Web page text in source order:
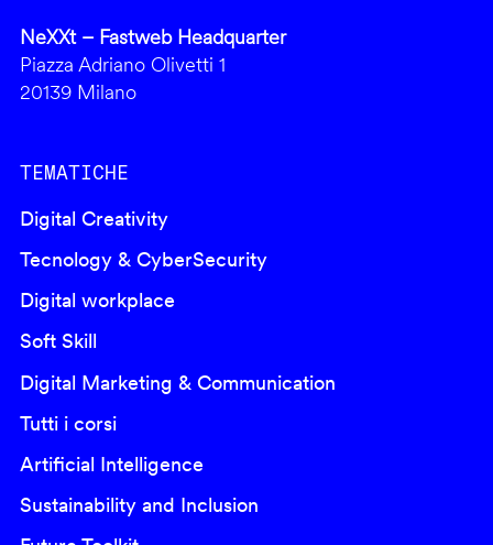
NeXXt – Fastweb Headquarter
Piazza Adriano Olivetti 1
20139 Milano
TEMATICHE
Digital Creativity
Tecnology & CyberSecurity
Digital workplace
Soft Skill
Digital Marketing & Communication
Tutti i corsi
Artificial Intelligence
Sustainability and Inclusion